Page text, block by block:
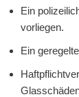
Ein
vorliegen.
Ein